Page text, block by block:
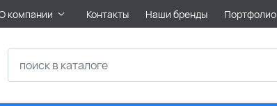
компании Контакты Наши бренды Портфолио